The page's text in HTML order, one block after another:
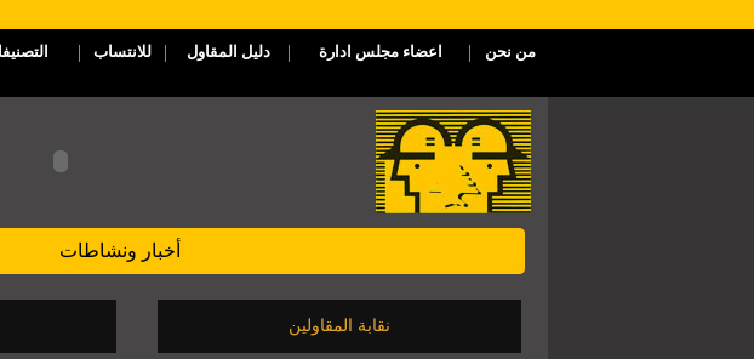
| للانتساب | دليل المقاول | اعضاء مجلس ادارة | من نحن
أخبار ونشاطات
نقابة المقاولين